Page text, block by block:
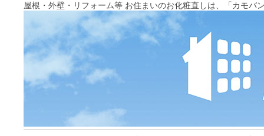
屋根・外壁・リフォーム等 お住まいのお化粧直しは、「カモバ